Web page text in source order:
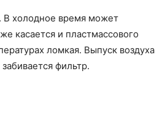
В холодное время может
касается и пластмассового
ломкая. Выпуск воздуха
фильтр.